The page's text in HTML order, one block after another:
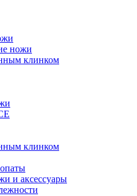
ножи
клинком
клинком
и аксессуары